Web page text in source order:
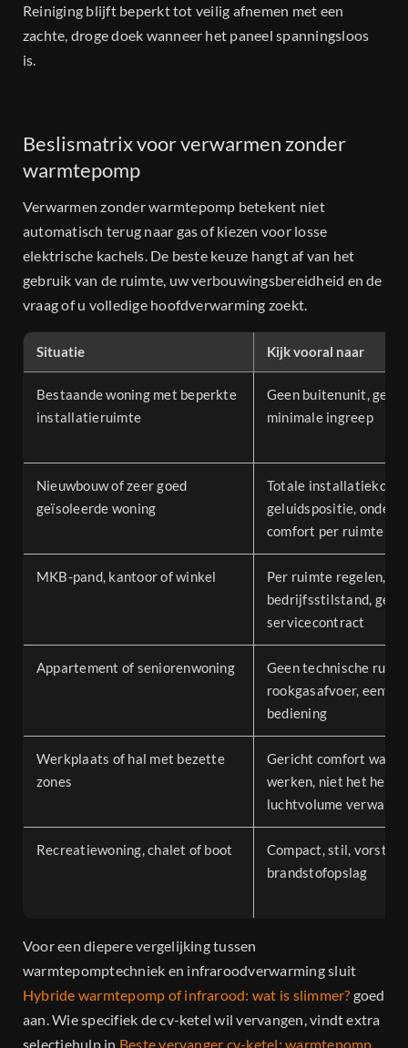
Reiniging blijft beperkt tot veilig afnemen met een
zachte, droge doek wanneer het paneel spanningsloos
is.
Beslismatrix voor verwarmen zonder
warmtepomp
Verwarmen zonder warmtepomp betekent niet
automatisch terug naar gas of kiezen voor losse
elektrische kachels. De beste keuze hangt af van het
gebruik van de ruimte, uw verbouwingsbereidheid en de
vraag of u volledige hoofdverwarming zoekt.
Situatie Kijk vooral naar
Bestaande woning met beperkte
installatieruimte
Geen buitenunit, geen
minimale ingreep
Nieuwbouw of zeer goed
geïsoleerde woning
Totale
geluidspositie,
comfort per ruimte
MKB-pand, kantoor of winkel
Per ruimte regelen,
bedrijfsstilstand, geen
servicecontract
Appartement of seniorenwoning
Geen technische
rookgasafvoer,
bediening
Werkplaats of hal met bezette
zones
Gericht comfort waar
werken, niet het hele
luchtvolume
Recreatiewoning, chalet of boot
Compact, stil,
brandstofopslag
Voor een diepere vergelijking tussen
warmtepomptechniek en infraroodverwarming sluit
Hybride warmtepomp of infrarood: wat is slimmer? goed
aan. Wie specifiek de cv-ketel wil vervangen, vindt extra
selectiehulp in Beste vervanger cv-ketel: warmtepomp